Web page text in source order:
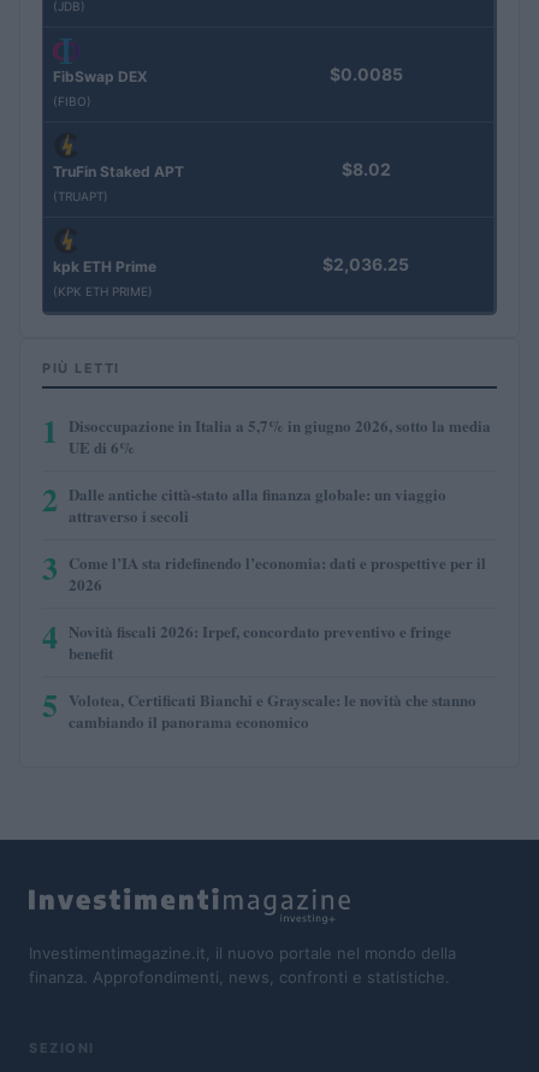
(JDB)
FibSwap DEX
(FIBO)
$0.0085
TruFin Staked APT
(TRUAPT)
$8.02
kpk ETH Prime
(KPK ETH PRIME)
$2,036.25
PIÙ LETTI
1
Disoccupazione in Italia a 5,7% in giugno 2026, sotto la media
UE di 6%
2 Dalle antiche città-stato alla finanza globale: un viaggio
attraverso i secoli
3 Come l’IA sta ridefinendo l’economia: dati e prospettive per il
2026
4 Novità fiscali 2026: Irpef, concordato preventivo e fringe
benefit
5 Volotea, Certificati Bianchi e Grayscale: le novità che stanno
cambiando il panorama economico
Investimentimagazine.it, il nuovo portale nel mondo della
finanza. Approfondimenti, news, confronti e statistiche.
SEZIONI